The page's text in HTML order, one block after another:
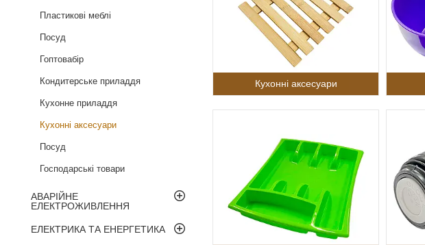
Пластикові меблі
Посуд
Гоптовабір
Кондитерське приладдя
Кухонне приладдя
Кухонні аксесуари
Посуд
Господарські товари
АВАРІЙНЕ
ЕЛЕКТРОЖИВЛЕННЯ
ЕЛЕКТРИКА ТА ЕНЕРГЕТИКА
Кухонні аксесуари